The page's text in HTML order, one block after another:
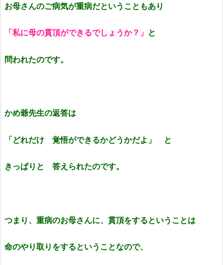
お母さんのご病気が重病だということもあり
「私に母の貫頂ができるでしょうか？」 と
問われたのです。
かめ爺先生の返答は
「どれだけ 覚悟ができるかどうかだよ」 と
きっぱりと 答えられたのです。
つまり、重病のお母さんに、貫頂をするということは
命のやり取りをするということなので、